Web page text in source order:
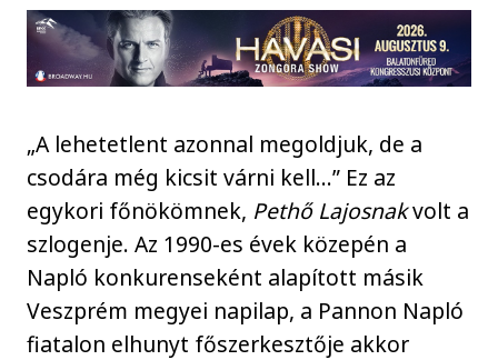
„A lehetetlent azonnal megoldjuk, de a
csodára még kicsit várni kell...” Ez az
egykori főnökömnek, Pethő Lajosnakvolt a
szlogenje. Az 1990-es évek közepén a
Napló konkurenseként alapított másik
Veszprém megyei napilap, a Pannon Napló
fiatalon elhunyt főszerkesztője akkor